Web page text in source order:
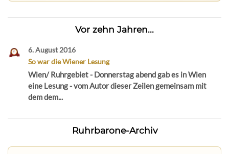
Vor zehn Jahren...
6. August 2016
So war die Wiener Lesung
Wien/ Ruhrgebiet - Donnerstag abend gab es in Wien
eine Lesung - vom Autor dieser Zeilen gemeinsam mit
dem dem...
Ruhrbarone-Archiv